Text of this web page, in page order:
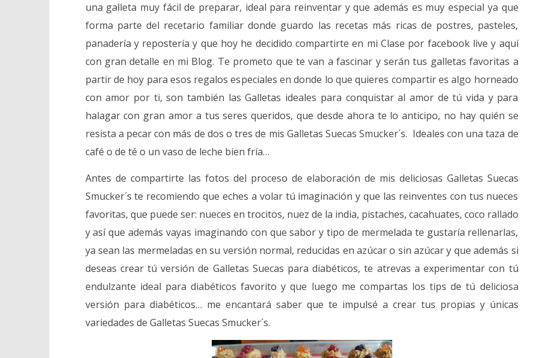
Receta Galletas Suecas
Smucker´s, con VideoClase
mayo,
Lissy
28
mayo,
2017
Lissy
Lecciones del 2023
28
2017
una galleta muy fácil de preparar, ideal para reinventar y que además es muy especial ya que
forma parte del recetario familiar donde guardo las recetas más ricas de postres, pasteles,
panadería y repostería y que hoy he decidido compartirte en mi Clase por facebook live y aquí
con gran detalle en mi Blog. Te prometo que te van a fascinar y serán tus galletas favoritas a
partir de hoy para esos regalos especiales en donde lo que quieres compartir es algo horneado
con amor por ti, son también las Galletas ideales para conquistar al amor de tú vida y para
halagar con gran amor a tus seres queridos, que desde ahora te lo anticipo, no hay quién se
resista a pecar con más de dos o tres de mis Galletas Suecas Smucker´s. Ideales con una taza de
café o de té o un vaso de leche bien fría…
Antes de compartirte las fotos del proceso de elaboración de mis deliciosas Galletas Suecas
Smucker´s te recomiendo que eches a volar tú imaginación y que las reinventes con tus nueces
favoritas, que puede ser: nueces en trocitos, nuez de la india, pistaches, cacahuates, coco rallado
y así que además vayas imaginando con que sabor y tipo de mermelada te gustaría rellenarlas,
ya sean las mermeladas en su versión normal, reducidas en azúcar o sin azúcar y que además si
deseas crear tú versión de Galletas Suecas para diabéticos, te atrevas a experimentar con tú
endulzante ideal para diabéticos favorito y que luego me compartas los tips de tú deliciosa
versión para diabéticos… me encantará saber que te impulsé a crear tus propias y únicas
variedades de Galletas Suecas Smucker´s.